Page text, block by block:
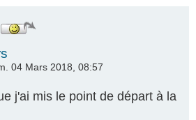
04 Mars 2018, 08:57
j'ai mis le point de départ à la